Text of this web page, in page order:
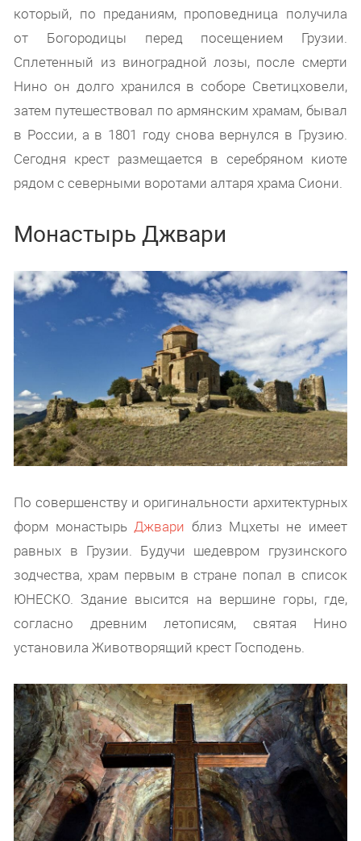
который, по преданиям, проповедница получила
от Богородицы перед посещением Грузии.
Сплетенный из виноградной лозы, после смерти
Нино он долго хранился в соборе Светицховели,
затем путешествовал по армянским храмам, бывал
в России, а в 1801 году снова вернулся в Грузию.
Сегодня крест размещается в серебряном киоте
рядом с северными воротами алтаря храма Сиони.
Монастырь Джвари
По совершенству и оригинальности архитектурных
форм монастырьДжвари близ Мцхеты не имеет
равных в Грузии. Будучи шедевром грузинского
зодчества, храм первым в стране попал в список
ЮНЕСКО. Здание высится на вершине горы, где,
согласно древним летописям, святая Нино
установила Животворящий крест Господень.